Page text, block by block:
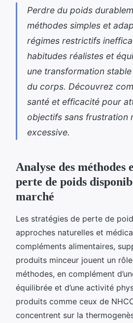
Perdre du poids
méthodes simples et
régimes restrictifs
habitudes réalistes et
une transformation
du corps. Découvrez
santé et efficacité pour
objectifs sans frustration
excessive.
Analyse des méthodes
perte de poids
marché
Les stratégies de perte de
approches naturelles et
compléments alimentaires,
produits minceur jouent un
méthodes, en complément
équilibrée et d’une activité
produits comme ceux de
concentrent sur la